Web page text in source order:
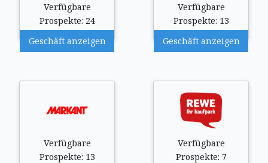
Verfügbare
Prospekte: 24
Geschäft anzeigen
Verfügbare
Prospekte: 13
Geschäft anzeigen
Verfügbare
Prospekte: 13
Verfügbare
Prospekte: 7